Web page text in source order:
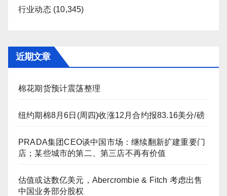
行业动态(10,345)
近期文章
棉花期货预计震荡整理
纽约期棉8月6日(周四)收涨12月合约报83.16美分/磅
PRADA集团CEO谈中国市场：继续翻新扩建重要门
店；某些城市的第二、第三店不再有价值
估值或达数亿美元，Abercrombie & Fitch 考虑出售
中国业务部分股权